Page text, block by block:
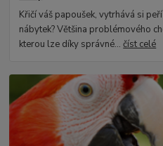
Křičí váš papoušek, vytrhává si
nábytek? Většina problémového
kterou lze díky správné...číst celé